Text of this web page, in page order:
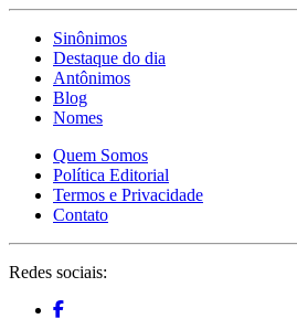
Sinônimos
Destaque do dia
Antônimos
Blog
Nomes
Quem Somos
Política Editorial
Termos e Privacidade
Contato
Redes sociais: